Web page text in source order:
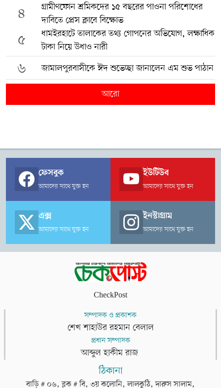
৪
গ্রামীণফোন শ্রমিকদের ১৫ বছরের পাওনা পরিশোধের
দাবিতে প্রেস ক্লাবে বিক্ষোভ
৫
ধামইরহাটে তালাকের তথ্য গোপনের অভিযোগ, লক্ষাধিক
টাকা নিয়ে উধাও নারী
৬ জামালপুরবাসীকে ঈদ শুভেচ্ছা জানালেন এম শুভ পাঠান
আরো
ফেসবুক
আমাদের সাথে যুক্ত হন
ইউটিউব
আমাদের সাথে যুক্ত হন
এক্স
আমাদের সাথে যুক্ত হন
ইনস্টাগ্রাম
আমাদের সাথে যুক্ত হন
CheckPost
সম্পাদক ও প্রকাশক
শেখ শাহাউর রহমান বেলাল
প্রধান সম্পাদক
আব্দুল হাকীম রাজ
ঠিকানা
বাড়ি # ০৬, ব্লক # বি, ৩য় কলোনি, লালকুঠি, দারুস সালাম,